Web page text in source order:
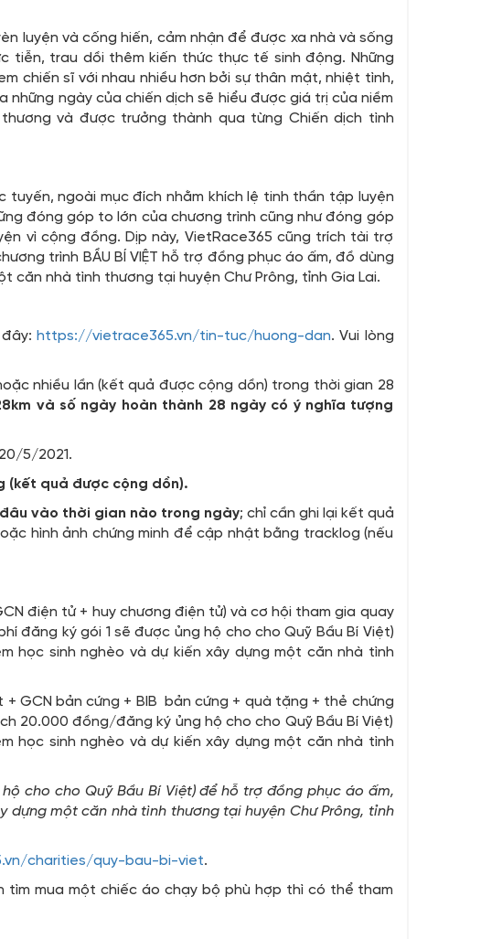
luyện và cống hiến, cảm nhận để được xa nhà và sống
tiễn, trau dồi thêm kiến thức thực tế sinh động. Những
chiến sĩ với nhau nhiều hơn bởi sự thân mật, nhiệt tình,
ngày của chiến dịch sẽ hiểu được giá trị của niềm
và được trưởng thành qua từng Chiến dịch tình
tuyến, ngoài mục đích nhằm khích lệ tinh thần tập luyện
đóng góp to lớn của chương trình cũng như đóng góp
vì cộng đồng. Dịp này, VietRace365 cũng trích tài trợ
trình BẦU BÍ VIỆT hỗ trợ đồng phục áo ấm, đồ dùng
căn nhà tình thương tại huyện Chư Prông, tỉnh Gia Lai.
https://vietrace365.vn/tin-tuc/huong-dan. Vui lòng
nhiều lần (kết quả được cộng dồn) trong thời gian 28
và số ngày hoàn thành 28 ngày có ý nghĩa tượng
5/2021.
(kết quả được cộng dồn).
vào thời gian nào trong ngày; chỉ cần ghi lại kết quả
hình ảnh chứng minh để cập nhật bằng tracklog (nếu
điện tử + huy chương điện tử) và cơ hội tham gia quay
đăng ký gói 1 sẽ được ủng hộ cho cho Quỹ Bầu Bí Việt)
học sinh nghèo và dự kiến xây dựng một căn nhà tình
+ GCN bản cứng + BIB bản cứng + quà tặng + thẻ chứng
20.000 đồng/đăng ký ủng hộ cho cho Quỹ Bầu Bí Việt)
học sinh nghèo và dự kiến xây dựng một căn nhà tình
cho cho Quỹ Bầu Bí Việt) để hỗ trợ đồng phục áo ấm,
một căn nhà tình thương tại huyện Chư Prông, tỉnh
charities/quy-bau-bi-viet.
tìm mua một chiếc áo chạy bộ phù hợp thì có thể tham